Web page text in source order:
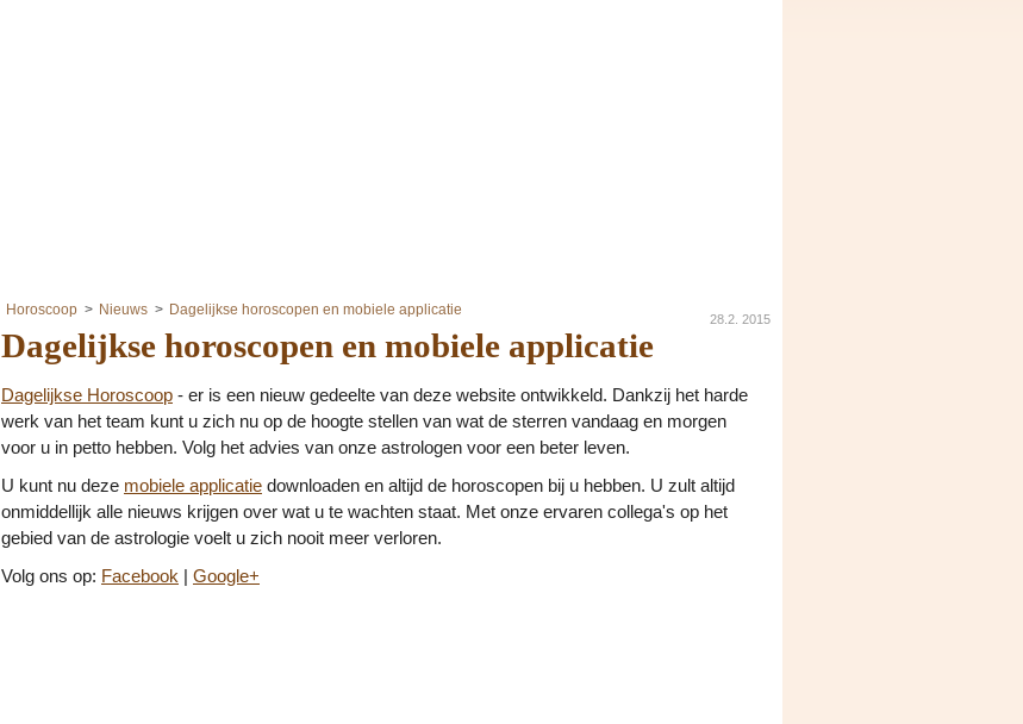
Horoscoop Nieuws Dagelijkse horoscopen en mobiele applicatie
28.2. 2015
Dagelijkse horoscopen en mobiele applicatie
Dagelijkse Horoscoop - er is een nieuw gedeelte van deze website ontwikkeld. Dankzij het harde
werk van het team kunt u zich nu op de hoogte stellen van wat de sterren vandaag en morgen
voor u in petto hebben. Volg het advies van onze astrologen voor een beter leven.
U kunt nu deze mobiele applicatie downloaden en altijd de horoscopen bij u hebben. U zult altijd
onmiddellijk alle nieuws krijgen over wat u te wachten staat. Met onze ervaren collega's op het
gebied van de astrologie voelt u zich nooit meer verloren.
Volg ons op: Facebook | Google+